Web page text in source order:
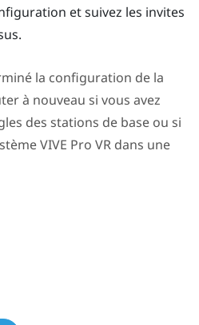
et suivez les invites
la configuration de la
à nouveau si vous avez
des stations de base ou si
VIVE Pro VR dans une